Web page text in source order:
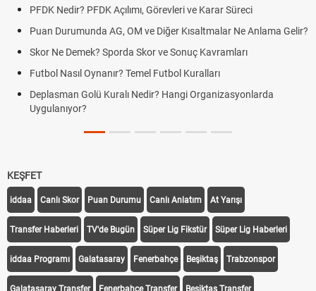
PFDK Nedir? PFDK Açılımı, Görevleri ve Karar Süreci
Puan Durumunda AG, OM ve Diğer Kısaltmalar Ne Anlama Gelir?
Skor Ne Demek? Sporda Skor ve Sonuç Kavramları
Futbol Nasıl Oynanır? Temel Futbol Kuralları
Deplasman Golü Kuralı Nedir? Hangi Organizasyonlarda
Uygulanıyor?
KEŞFET
iddaa Canlı Skor Puan Durumu Canlı Anlatım At Yarışı
Transfer Haberleri TV'de Bugün Süper Lig Fikstür Süper Lig Haberleri
iddaa Programı Galatasaray Fenerbahçe Beşiktaş Trabzonspor
Galatasaray Transfer Fenerbahçe Transfer Beşiktaş Transfer